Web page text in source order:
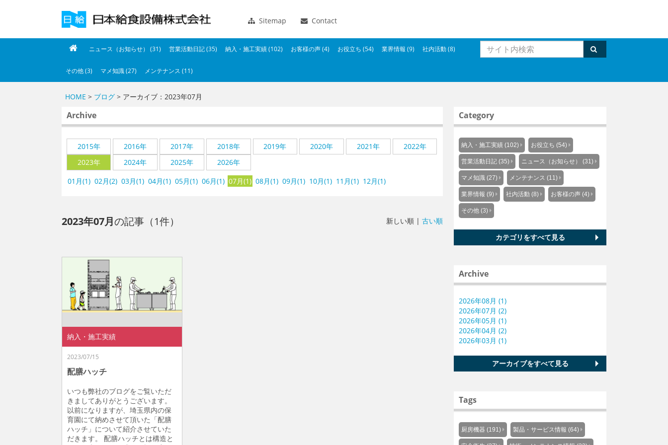
Sitemap Contact
ニュース（お知らせ） (31) 営業活動日記 (35) 納入・施工実績 (102) お客様の声 (4) お役立ち (54) 業界情報 (9) 社内活動 (8)
その他 (3) マメ知識 (27) メンテナンス (11)
HOME > ブログ > アーカイブ：2023年07月
Archive
2015年 2016年 2017年 2018年 2019年 2020年 2021年
2022年
2023年
2024年 2025年
2026年
01月(1) 02月(2) 03月(1) 04月(1) 05月(1) 06月(1) 07月(1) 08月(1) 09月(1) 10月(1) 11月(1) 12月(1)
2023年07月の記事（1件） 新しい順 |古い順
納入・施工実績
2023/07/15
配膳ハッチ
いつも弊社のブログをご覧いただ
きましてありがとうございます。
以前になりますが、埼玉県内の保
育園にて納めさせて頂いた「配膳
ハッチ」について紹介させていた
だきます。 配膳ハッチとは構造と
Category
納入・施工実績 (102) お役立ち (54)
営業活動日記 (35) ニュース（お知らせ） (31)
マメ知識 (27) メンテナンス (11)
業界情報 (9) 社内活動 (8) お客様の声 (4)
その他 (3)
カテゴリをすべて見る
Archive
2026年08月 (1)
2026年07月 (2)
2026年05月 (1)
2026年04月 (2)
2026年03月 (1)
アーカイブをすべて見る
Tags
厨房機器 (191) 製品・サービス情報 (64)